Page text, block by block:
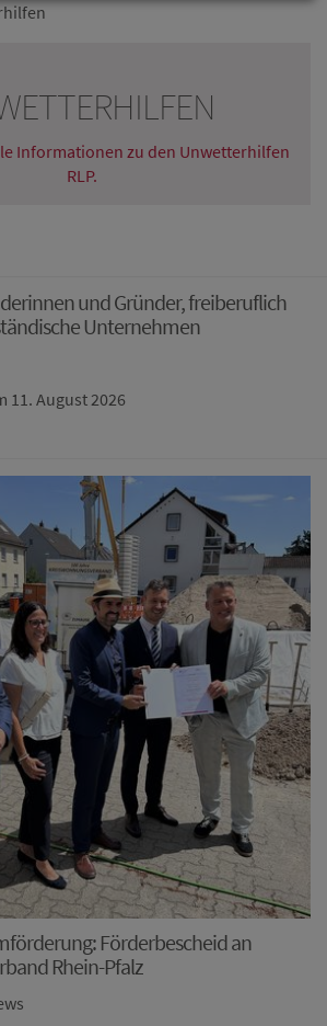
Informationen zu den Unwetterhilfen
RLP.
und Gründer, freiberuflich
Unternehmen
11. August 2026
Förderbescheid an
Rhein-Pfalz